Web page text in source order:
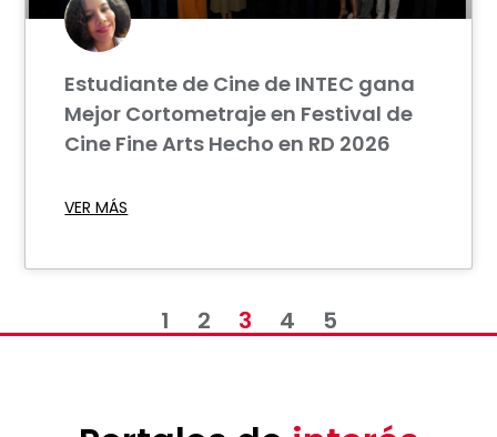
Estudiante de Cine de INTEC gana
Mejor Cortometraje en Festival de
Cine Fine Arts Hecho en RD 2026
VER MÁS
1 2 3 4 5